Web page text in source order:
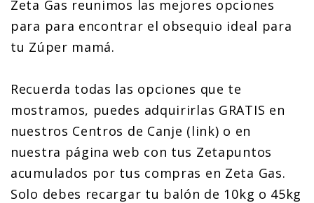
Zeta Gas reunimos las mejores opciones
para para encontrar el obsequio ideal para
tu Zúper mamá.
Recuerda todas las opciones que te
mostramos, puedes adquirirlas GRATIS en
nuestros Centros de Canje (link) o en
nuestra página web con tus Zetapuntos
acumulados por tus compras en Zeta Gas.
Solo debes recargar tu balón de 10kg o 45kg